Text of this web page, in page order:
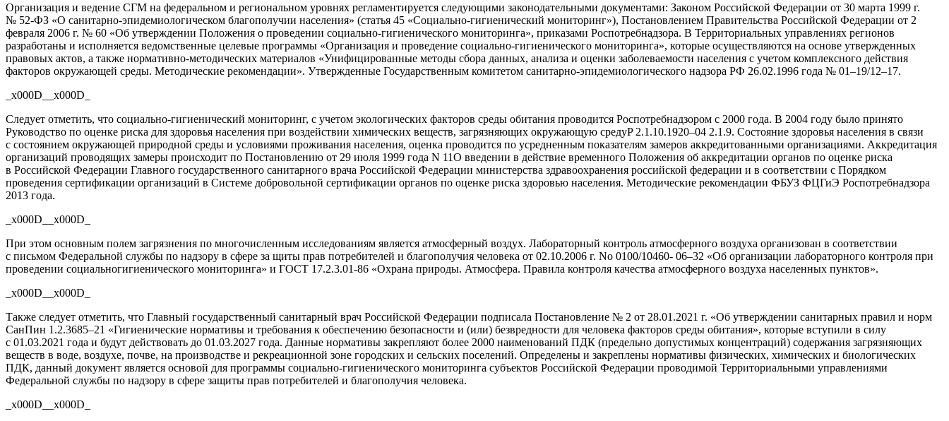
Организация и ведение СГМ на федеральном и региональном уровнях регламентируется следующими законодательными документами: Законом Российской Федерации от 30 марта 1999 г.
№ 52-ФЗ «О санитарно-эпидемиологическом благополучии населения» (статья 45 «Социально-гигиенический мониторинг»), Постановлением Правительства Российской Федерации от 2
февраля 2006 г. № 60 «Об утверждении Положения о проведении социально-гигиенического мониторинга», приказами Роспотребнадзора. В Территориальных управлениях регионов
разработаны и исполняется ведомственные целевые программы «Организация и проведение социально-гигиенического мониторинга», которые осуществляются на основе утвержденных
правовых актов, а также нормативно-методических материалов «Унифицированные методы сбора данных, анализа и оценки заболеваемости населения с учетом комплексного действия
факторов окружающей среды. Методические рекомендации». Утвержденные Государственным комитетом санитарно-эпидемиологического надзора РФ 26.02.1996 года № 01–19/12–17.
_x000D__x000D_
Следует отметить, что социально-гигиенический мониторинг, с учетом экологических факторов среды обитания проводится Роспотребнадзором с 2000 года. В 2004 году было принято
Руководство по оценке риска для здоровья населения при воздействии химических веществ, загрязняющих окружающую средуP 2.1.10.1920–04 2.1.9. Состояние здоровья населения в связи
с состоянием окружающей природной среды и условиями проживания населения, оценка проводится по усредненным показателям замеров аккредитованными организациями. Аккредитация
организаций проводящих замеры происходит по Постановлению от 29 июля 1999 года N 11О введении в действие временного Положения об аккредитации органов по оценке риска
в Российской Федерации Главного государственного санитарного врача Российской Федерации министерства здравоохранения российской федерации и в соответствии с Порядком
проведения сертификации организаций в Системе добровольной сертификации органов по оценке риска здоровью населения. Методические рекомендации ФБУЗ ФЦГиЭ Роспотребнадзора
2013 года.
_x000D__x000D_
При этом основным полем загрязнения по многочисленным исследованиям является атмосферный воздух. Лабораторный контроль атмосферного воздуха организован в соответствии
с письмом Федеральной службы по надзору в сфере за щиты прав потребителей и благополучия человека от 02.10.2006 г. No 0100/10460- 06–32 «Об организации лабораторного контроля при
проведении социальногигиенического мониторинга» и ГОСТ 17.2.3.01-86 «Охрана природы. Атмосфера. Правила контроля качества атмосферного воздуха населенных пунктов».
_x000D__x000D_
Также следует отметить, что Главный государственный санитарный врач Российской Федерации подписала Постановление № 2 от 28.01.2021 г. «Об утверждении санитарных правил и норм
СанПин 1.2.3685–21 «Гигиенические нормативы и требования к обеспечению безопасности и (или) безвредности для человека факторов среды обитания», которые вступили в силу
с 01.03.2021 года и будут действовать до 01.03.2027 года. Данные нормативы закрепляют более 2000 наименований ПДК (предельно допустимых концентраций) содержания загрязняющих
веществ в воде, воздухе, почве, на производстве и рекреационной зоне городских и сельских поселений. Определены и закреплены нормативы физических, химических и биологических
ПДК, данный документ является основой для программы социально-гигиенического мониторинга субъектов Российской Федерации проводимой Территориальными управлениями
Федеральной службы по надзору в сфере защиты прав потребителей и благополучия человека.
_x000D__x000D_